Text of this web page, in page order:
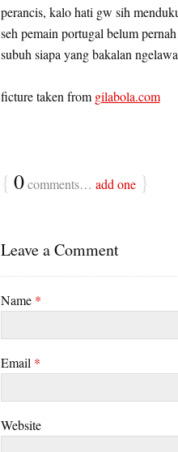
perancis, kalo hati gw sih
seh pemain portugal belum
subuh siapa yang bakalan
ficture taken from gilabola.com
{ 0comments… add one }
Leave a Comment
Name *
Email *
Website